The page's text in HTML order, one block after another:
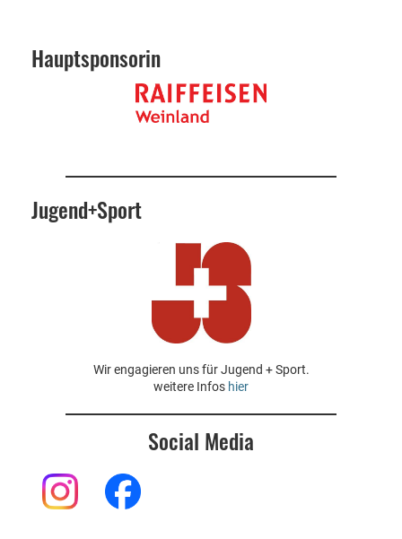
Hauptsponsorin
Jugend+Sport
Wir engagieren uns für Jugend + Sport.
weitere Infos hier
Social Media